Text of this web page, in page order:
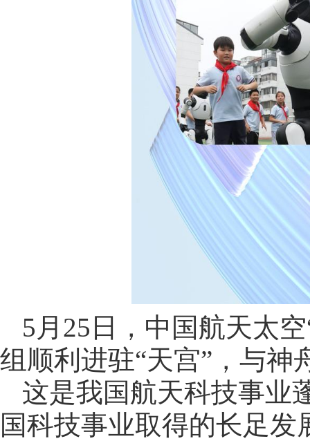
5月25日，中国航天太
组顺利进驻“天宫”，与神
这是我国航天科技事业
国科技事业取得的长足发